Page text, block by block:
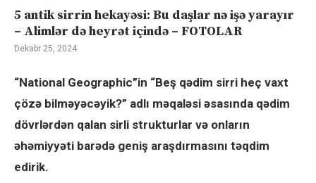
5 antik sirrin hekayəsi: Bu daşlar nə işə yarayır
– Alimlər də heyrət içində – FOTOLAR
Dekabr 25, 2024
“National Geographic”in “Beş qədim sirri heç vaxt
çözə bilməyəcəyik?” adlı məqaləsi əsasında qədim
dövrlərdən qalan sirli strukturlar və onların
əhəmiyyəti barədə geniş araşdırmasını təqdim
edirik.